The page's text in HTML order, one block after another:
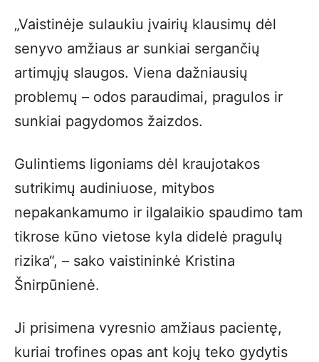
„Vaistinėje sulaukiu įvairių klausimų dėl
senyvo amžiaus ar sunkiai sergančių
artimųjų slaugos. Viena dažniausių
problemų – odos paraudimai, pragulos ir
sunkiai pagydomos žaizdos.
Gulintiems ligoniams dėl kraujotakos
sutrikimų audiniuose, mitybos
nepakankamumo ir ilgalaikio spaudimo tam
tikrose kūno vietose kyla didelė pragulų
rizika“, – sako vaistininkė Kristina
Šnirpūnienė.
Ji prisimena vyresnio amžiaus pacientę,
kuriai trofines opas ant kojų teko gydytis